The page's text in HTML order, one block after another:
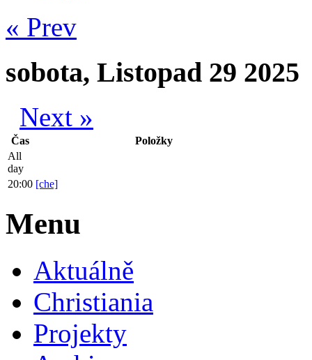
« Prev
sobota, Listopad 29 2025
Next »
Čas
Položky
All
day
20:00 [che]
Menu
Aktuálně
Christiania
Projekty